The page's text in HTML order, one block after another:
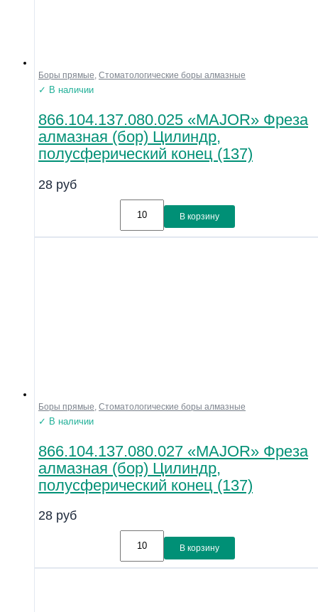
Боры прямые, Стоматологические боры алмазные
✓ В наличии
866.104.137.080.025 «MAJOR» Фреза
алмазная (бор) Цилиндр,
полусферический конец (137)
28 руб
В корзину
Боры прямые Стоматологические боры алмазные
✓ В наличии
866.104.137.080.027 «MAJOR» Фреза
алмазная (бор) Цилиндр,
полусферический конец (137)
28 руб
В корзину